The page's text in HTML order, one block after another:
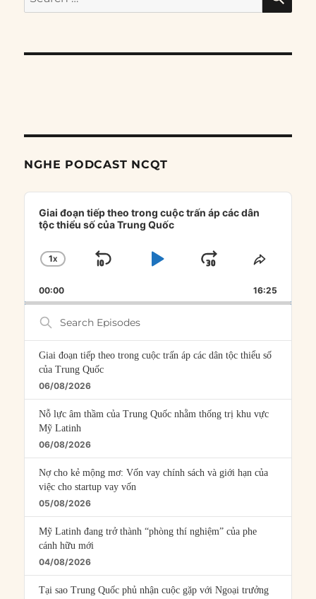
for:
NGHE PODCAST NCQT
Audio
Player
Giai đoạn tiếp theo trong cuộc trấn áp các dân
tộc thiểu số của Trung Quốc
CHANGE
RATE
1X
SKIP
PLAYJUMP
FORWARD
SHARE
00:00 16:25
Search
Episodes
Giai đoạn tiếp theo trong cuộc trấn áp các dân tộc thiểu số
của Trung Quốc
06/08/2026
Nỗ lực âm thầm của Trung Quốc nhằm thống trị khu vực
Mỹ Latinh
06/08/2026
Nợ cho kẻ mộng mơ: Vốn vay chính sách và giới hạn của
việc cho startup vay vốn
05/08/2026
Mỹ Latinh đang trở thành “phòng thí nghiệm” của phe
cánh hữu mới
04/08/2026
Tại sao Trung Quốc phủ nhận cuộc gặp với Ngoại trưởng